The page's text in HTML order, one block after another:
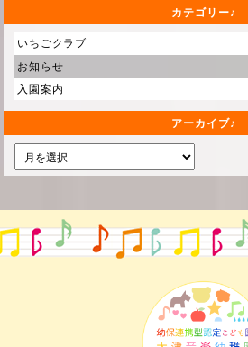
カテゴリー
いちごクラブ
お知らせ
入園案内
アーカイブ